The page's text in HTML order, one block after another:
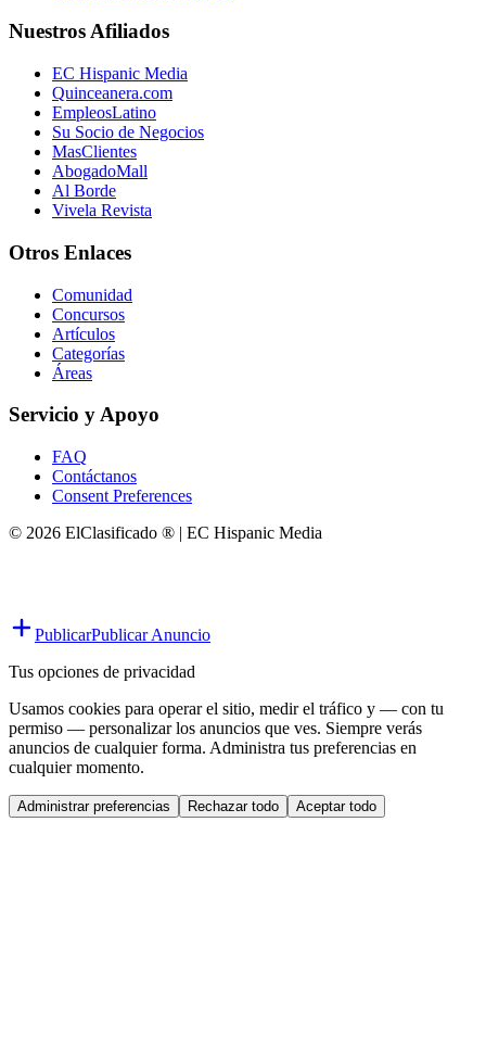
Nuestros Afiliados
EC Hispanic Media
Quinceanera.com
EmpleosLatino
Su Socio de Negocios
MasClientes
AbogadoMall
Al Borde
Vivela Revista
Otros Enlaces
Comunidad
Concursos
Artículos
Categorías
Áreas
Servicio y Apoyo
FAQ
Contáctanos
Consent Preferences
© 2026 ElClasificado ® | EC Hispanic Media
PublicarPublicar Anuncio
Tus opciones de privacidad
Usamos cookies para operar el sitio, medir el tráfico y — con tu
permiso — personalizar los anuncios que ves. Siempre verás
anuncios de cualquier forma. Administra tus preferencias en
cualquier momento.
Administrar preferencias Rechazar todo Aceptar todo